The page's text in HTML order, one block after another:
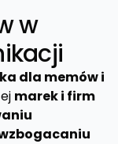
w
dla memów i
marek i firm